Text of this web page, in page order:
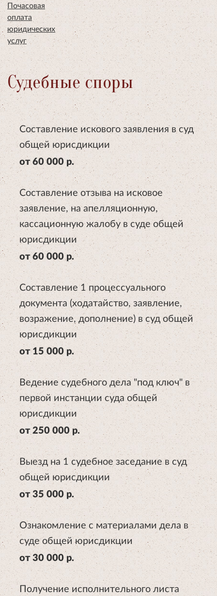
Почасовая
оплата
юридических
услуг
Судебные споры
Составление искового заявления в суд
общей юрисдикции
от 60 000 р.
Составление отзыва на исковое
заявление, на апелляционную,
кассационную жалобу в суде общей
юрисдикции
от 60 000 р.
Составление 1 процессуального
документа (ходатайство, заявление,
возражение, дополнение) в суд общей
юрисдикции
от 15 000 р.
Ведение судебного дела "под ключ" в
первой инстанции суда общей
юрисдикции
от 250 000 р.
Выезд на 1 судебное заседание в суд
общей юрисдикции
от 35 000 р.
Ознакомление с материалами дела в
суде общей юрисдикции
от 30 000 р.
Получение исполнительного листа